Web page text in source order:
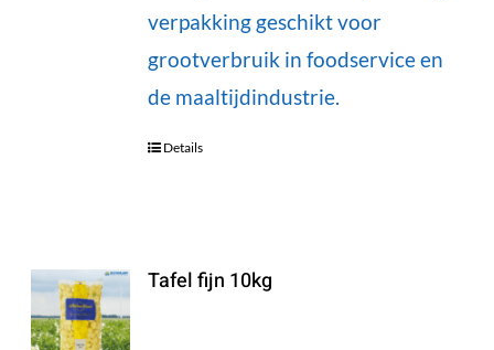
verpakking geschikt voor
grootverbruik in foodservice en
de maaltijdindustrie.
Details
Tafel fijn 10kg